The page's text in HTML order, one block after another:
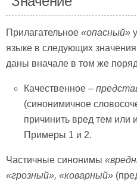
Прилагательное «опасный»
языке в следующих
даны вначале в том же
Качественное –
(синонимичное
причинить вред тем или
Примеры 1 и 2.
Частичные синонимы
«грозный», «коварный»